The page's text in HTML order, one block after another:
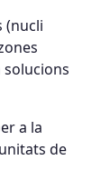
(nucli
a la
de